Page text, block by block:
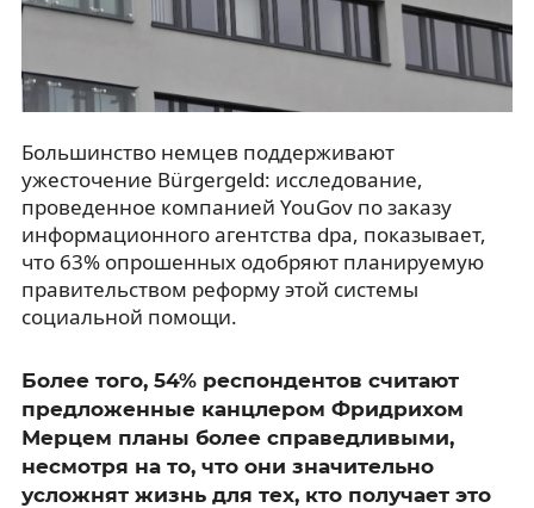
Большинство немцев поддерживают
ужесточение Bürgergeld: исследование,
проведенное компанией YouGov по заказу
информационного агентства dpa, показывает,
что 63% опрошенных одобряют планируемую
правительством реформу этой системы
социальной помощи.
Более того, 54% респондентов считают
предложенные канцлером Фридрихом
Мерцем планы более справедливыми,
несмотря на то, что они значительно
усложнят жизнь для тех, кто получает это